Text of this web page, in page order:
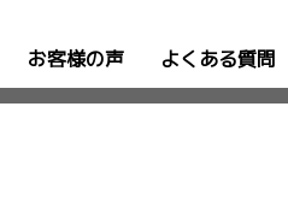
お客様の声 よくある質問